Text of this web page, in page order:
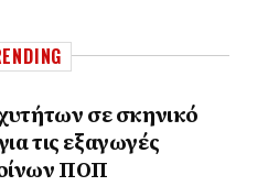
σε σκηνικό
τις εξαγωγές
ΠΟΠ